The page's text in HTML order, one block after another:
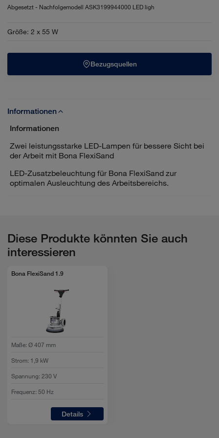
Abgesetzt - Nachfolgemodell ASK3199944000 LED ligh
Größe: 2 x 55 W
Bezugsquellen
Informationen
Informationen
Zwei leistungsstarke LED-Lampen für bessere Sicht bei
der Arbeit mit Bona FlexiSand
LED-Zusatzbeleuchtung für Bona FlexiSand zur
optimalen Ausleuchtung des Arbeitsbereichs.
Diese Produkte könnten Sie auch
interessieren
Bona FlexiSand 1.9
Maße:Ø 407 mm
Strom: 1,9 kW
Spannung:230 V
Frequenz:50 Hz
Details